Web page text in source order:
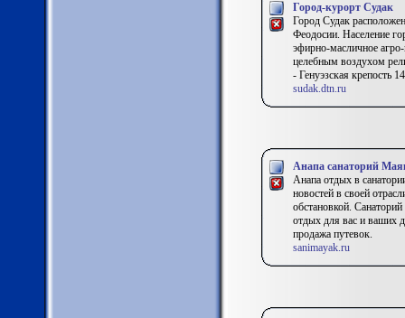
Город-курорт Судак
Город Судак
Феодосии. Население
эфирно-масличное
целебным воздухом
- Генуэзская крепость
sudak.dtn.ru
Анапа санаторий
Анапа отдых в
новостей в своей
обстановкой.
отдых для вас и ваших
продажа путевок.
sanimayak.ru